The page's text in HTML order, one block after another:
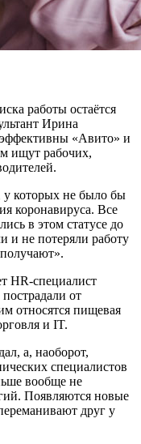
работы остаётся
Ирина
«Авито» и
ищут рабочих,
которых не было бы
коронавируса. Все
в этом статусе до
и не потеряли работу
HR-специалист
от
относятся пищевая
и IT.
а, наоборот,
специалистов
вообще не
Появляются новые
друг у